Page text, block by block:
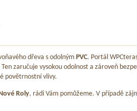
dřeva s odolným PVC. Portál
Ten zaručuje vysokou odolnost a zároveň
povětrnostní vlivy.
Nové Roly, rádi Vám pomůžeme. V případě